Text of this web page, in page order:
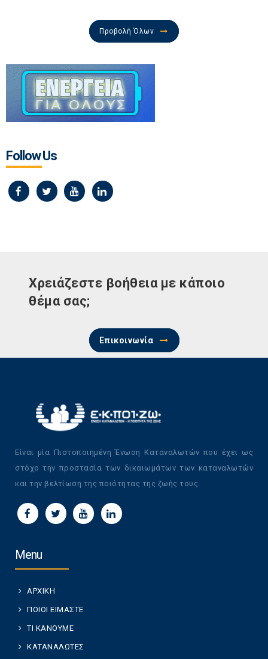
Προβολή Όλων
Follow Us
Χρειάζεστε βοήθεια με κάποιο
θέμα σας;
Επικοινωνία
Είναι μία Πιστοποιημένη Ένωση Καταναλωτών που έχει ως
στόχο την προστασία των δικαιωμάτων των καταναλωτών
και την βελτίωση της ποιότητας της ζωής τους.
Menu
ΑΡΧΙΚΗ
ΠΟΙΟΙ ΕΙΜΑΣΤΕ
ΤΙ ΚΑΝΟΥΜΕ
ΚΑΤΑΝΑΛΩΤΕΣ